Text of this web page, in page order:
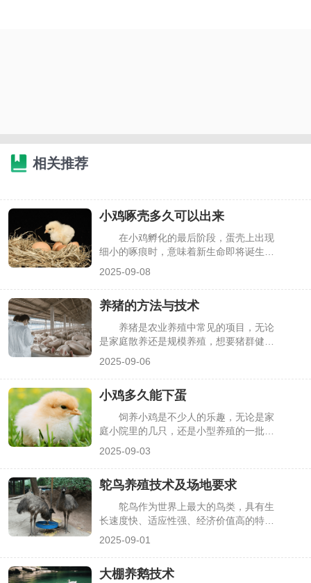
相关推荐
小鸡啄壳多久可以出来
在小鸡孵化的最后阶段，蛋壳上出现
细小的啄痕时，意味着新生命即将诞生。
忙剥壳。其实小鸡啄壳到完全破壳有固定
时间范围，且受孵化条件影响，盲目干预
反而可能伤害小鸡，下面详细说明具体时
长与注意事项。
2025-09-08
养猪的方法与技术
养猪是农业养殖中常见的项目，无论
是家庭散养还是规模养殖，想要猪群健康
常出现猪只生长缓慢、疾病频发等问题。
其实掌握品种选择、饲喂管理、环境控制
等核心要点，就能降低养殖难度，下面详
细介绍养猪的关键方法与技术。
2025-09-06
小鸡多久能下蛋
饲养小鸡是不少人的乐趣，无论是家
庭小院里的几只，还是小型养殖的一批，
道哪些因素会影响下蛋时间，常常在等待
中焦虑。其实小鸡下蛋时间受品种、饲养
方式等多种因素影响，掌握这些规律，就
能合理期待并做好准备。
2025-09-03
鸵鸟养殖技术及场地要求
鸵鸟作为世界上最大的鸟类，具有生
长速度快、适应性强、经济价值高的特
点，其肉低脂高蛋白，羽毛可用于服饰，
殖项目的选择。但鸵鸟养殖不同于普通家
禽，对场地条件和养殖技术有严格要求，
2025-09-01
大棚养鹅技术